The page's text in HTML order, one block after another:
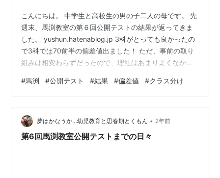
こんにちは。 中学生と高校生の男の子二人の母です。 先
週末、馬渕教室の第６回公開テストの結果が返ってきま
した。 yushun.hatenablog.jp 3科がとっても良かったの
で3科では70前半の偏差値出ました！ ただ、事前の取り
組みは相変わらずだったので、理社はあまりよくなかっ
の勉強でやったとはっきりと言っていたのは理科の生物
だったのですが、物理分野が駄目だったようです。
yushun.hatenablog.jp 今回理科の偏差値は40代後半でし
た。前回は64ありました。 この差ってすごいですよね。
ちなみに第１回からだいたいですが、…
#馬渕 #公開テスト #結果 #偏差値 #クラス分け
夢はかなうか…幼児教育と思春期とくもん • 2年前
第6回馬渕教室公開テストまでの日々